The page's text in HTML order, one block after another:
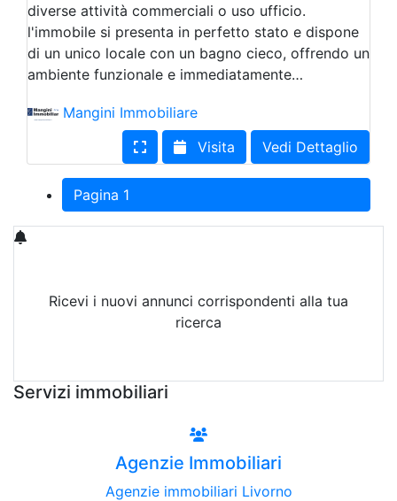
diverse attività commerciali o uso ufficio.
l'immobile si presenta in perfetto stato e dispone
di un unico locale con un bagno cieco, offrendo un
ambiente funzionale e immediatamente…
Mangini Immobiliare
Visita
Vedi Dettaglio
Pagina 1
Ricevi i nuovi annunci corrispondenti alla tua
ricerca
Servizi immobiliari
Agenzie Immobiliari
Agenzie immobiliari Livorno